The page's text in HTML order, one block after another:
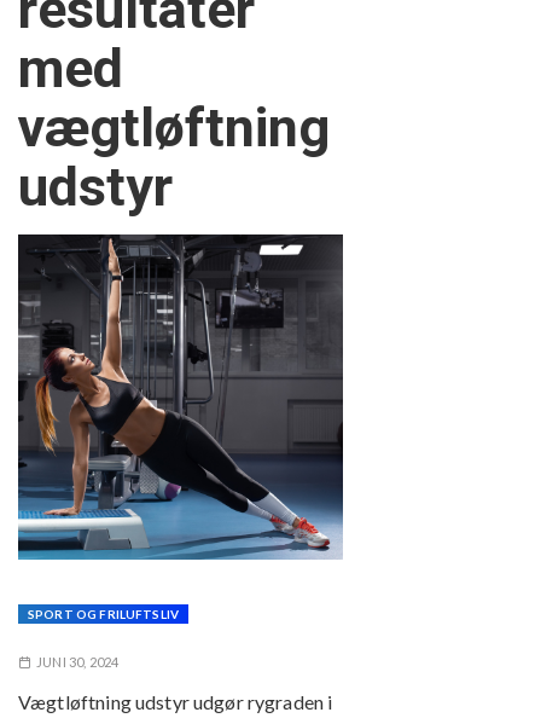
med
vægtløftning
udstyr
SPORT OG FRILUFTSLIV
JUNI 30, 2024
Vægtløftning udstyr udgør rygraden i